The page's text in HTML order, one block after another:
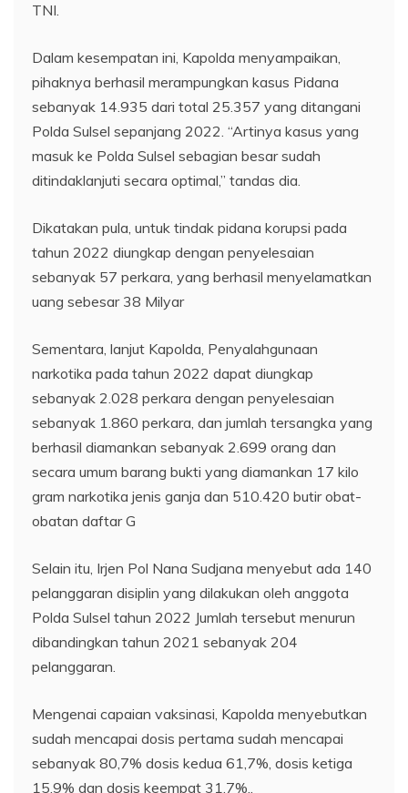
TNI.
Dalam kesempatan ini, Kapolda menyampaikan,
pihaknya berhasil merampungkan kasus Pidana
sebanyak 14.935 dari total 25.357 yang ditangani
Polda Sulsel sepanjang 2022. “Artinya kasus yang
masuk ke Polda Sulsel sebagian besar sudah
ditindaklanjuti secara optimal,” tandas dia.
Dikatakan pula, untuk tindak pidana korupsi pada
tahun 2022 diungkap dengan penyelesaian
sebanyak 57 perkara, yang berhasil menyelamatkan
uang sebesar 38 Milyar
Sementara, lanjut Kapolda, Penyalahgunaan
narkotika pada tahun 2022 dapat diungkap
sebanyak 2.028 perkara dengan penyelesaian
sebanyak 1.860 perkara, dan jumlah tersangka yang
berhasil diamankan sebanyak 2.699 orang dan
secara umum barang bukti yang diamankan 17 kilo
gram narkotika jenis ganja dan 510.420 butir obat-
obatan daftar G
Selain itu, Irjen Pol Nana Sudjana menyebut ada 140
pelanggaran disiplin yang dilakukan oleh anggota
Polda Sulsel tahun 2022 Jumlah tersebut menurun
dibandingkan tahun 2021 sebanyak 204
pelanggaran.
Mengenai capaian vaksinasi, Kapolda menyebutkan
sudah mencapai dosis pertama sudah mencapai
sebanyak 80,7% dosis kedua 61,7%, dosis ketiga
15,9% dan dosis keempat 31,7%..